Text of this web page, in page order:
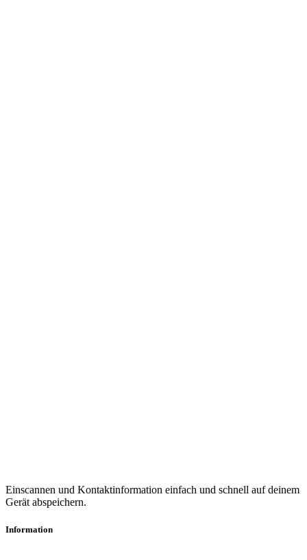
Einscannen und Kontaktinformation einfach und schnell auf deinem
Gerät abspeichern.
Information